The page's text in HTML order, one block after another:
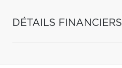
DÉTAILS FINANCIERS